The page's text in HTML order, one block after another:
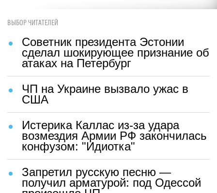
ВЫБОР ЧИТАТЕЛЕЙ
Советник президента Эстонии
сделал шокирующее признание об
атаках на Петербург
ЧП на Украине вызвало ужас в
США
Истерика Каллас из-за удара
возмездия Армии РФ закончилась
конфузом: "Идиотка"
Запретил русскую песню —
получил арматурой: под Одессой